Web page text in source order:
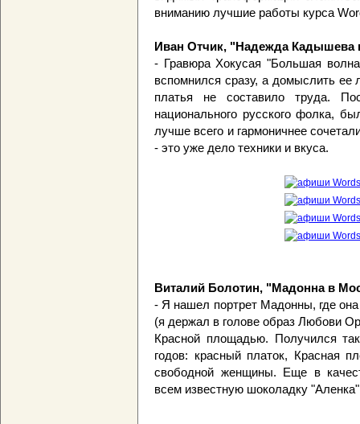
вниманию лучшие работы курса
Иван Отчик, "Надежда Кадышева
- Гравюра Хокусая "Большая
вспомнился сразу, а домыслить ее
платья не составило труда.
национального русского фолка,
лучше всего и гармоничнее
- это уже дело техники и вкуса.
Виталий Болотин, "Мадонна в
- Я нашел портрет Мадонны, где
(я держал в голове образ Любови
Красной площадью. Получился
годов: красный платок, Красная
свободной женщины. Еще в
всем известную шоколадку